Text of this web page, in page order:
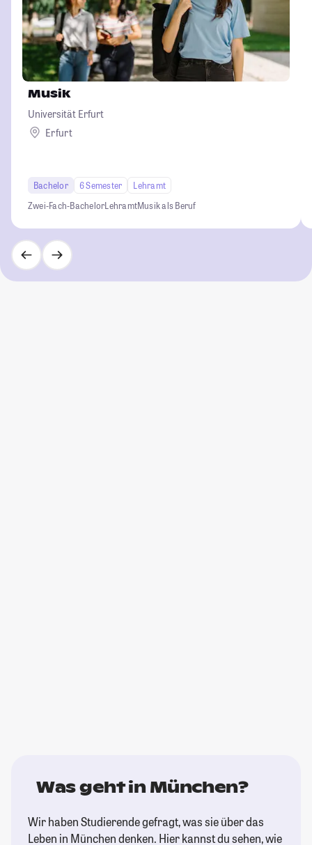
Musik
Universität Erfurt
Erfurt
Bachelor 6 Semester
Lehramt
Zwei-Fach-BachelorLehramtMusik als Beruf
Was geht in München?
Wir haben Studierende gefragt, was sie über das
Leben in München denken. Hier kannst du sehen, wie